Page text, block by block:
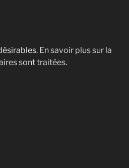
En savoir plus sur la
sont traitées.